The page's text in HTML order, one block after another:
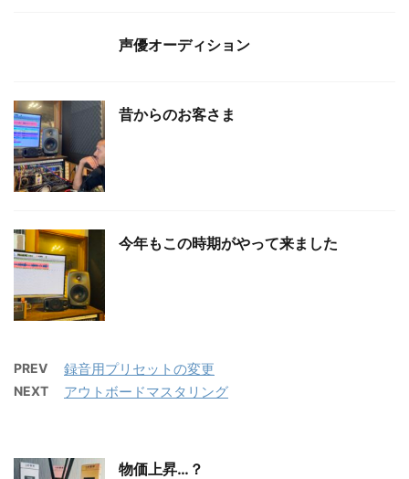
声優オーディション
昔からのお客さま
今年もこの時期がやって来ました
PREV 録音用プリセットの変更
NEXT アウトボードマスタリング
物価上昇…？